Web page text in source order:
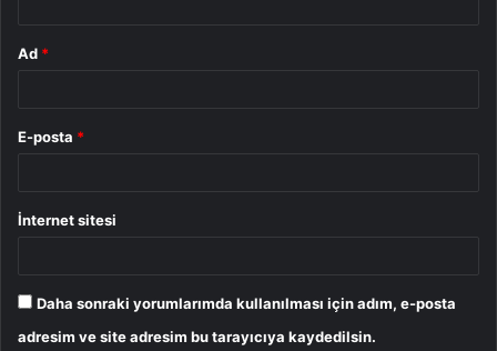
Ad *
E-posta *
İnternet sitesi
Daha sonraki yorumlarımda kullanılması için adım, e-posta
adresim ve site adresim bu tarayıcıya kaydedilsin.